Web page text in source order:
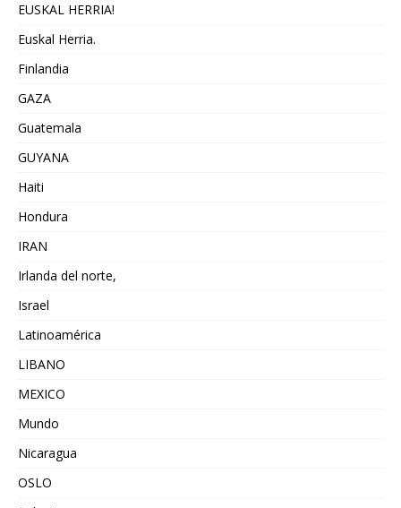
EUSKAL HERRIA!
Euskal Herria.
Finlandia
GAZA
Guatemala
GUYANA
Haiti
Hondura
IRAN
Irlanda del norte,
Israel
Latinoamérica
LIBANO
MEXICO
Mundo
Nicaragua
OSLO